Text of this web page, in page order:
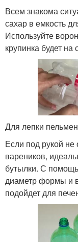
Всем знакома
сахар в емкость
Используйте
крупинка будет на
Для лепки
Если под рукой
вареников,
бутылки. С
диаметр формы и
подойдет для